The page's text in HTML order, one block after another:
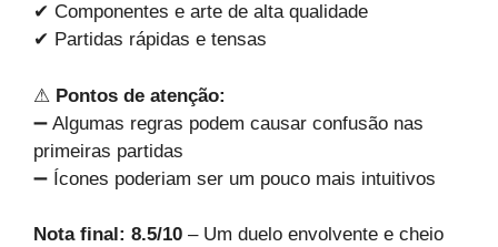
✔ Componentes e arte de alta qualidade
✔ Partidas rápidas e tensas
⚠ Pontos de atenção:
➖ Algumas regras podem causar confusão nas
primeiras partidas
➖ Ícones poderiam ser um pouco mais intuitivos
Nota final: 8.5/10 – Um duelo envolvente e cheio